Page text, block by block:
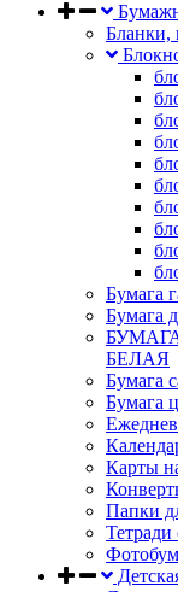
Бланки,
Бумага
Бумага
БУМАГА
БЕЛАЯ
Бумага
Бумага
Карты
Папки